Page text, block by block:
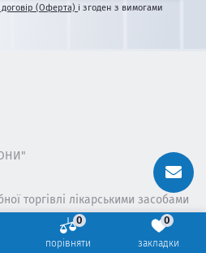
порівняти
0
закладки
0
договір (Оферта) і згоден з вимогами
торгівлі лікарськими засобами